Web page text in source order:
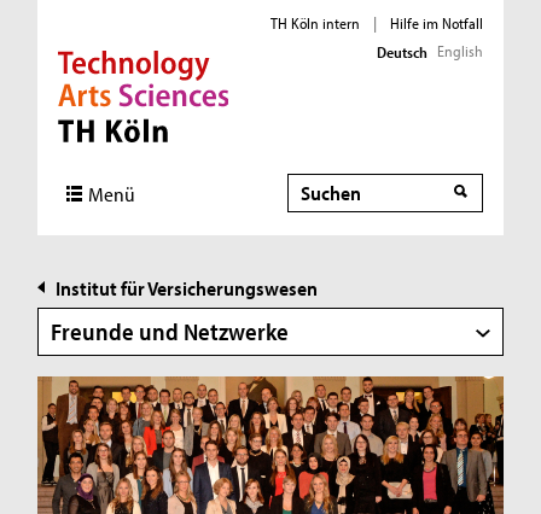
Direkt zur Hauptnavigation
Direkt zur Subnavigation
Direkt zum Inhalt
Direkt zum Fußbereich
TH Köln intern |
Hilfe im Notfall
Deutsch English
Menü Suche
Suche
Institut für Versicherungswesen
Freunde und Netzwerke